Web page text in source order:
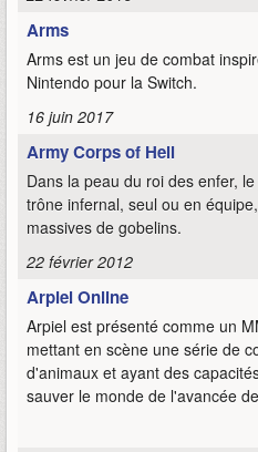
Arms
Arms est un jeu de combat
Nintendo pour la Switch.
16 juin 2017
Army Corps of Hell
Dans la peau du roi des enfer,
trône infernal, seul ou en
massives de gobelins.
22 février 2012
Arpiel Online
Arpiel est présenté comme un
mettant en scène une série de
d'animaux et ayant des
sauver le monde de l'avancée